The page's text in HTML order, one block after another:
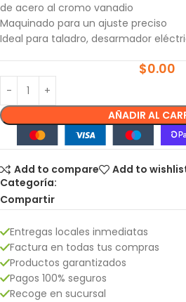
de acero al cromo vanadio
Maquinado para un ajuste preciso
Ideal para taladro, desarmador
$0.00
AÑADIR AL
Add to compare
Add to
Categoría:
Compartir
Entregas locales inmediatas
Factura en todas tus compras
Productos garantizados
Pagos 100% seguros
Recoge en sucursal